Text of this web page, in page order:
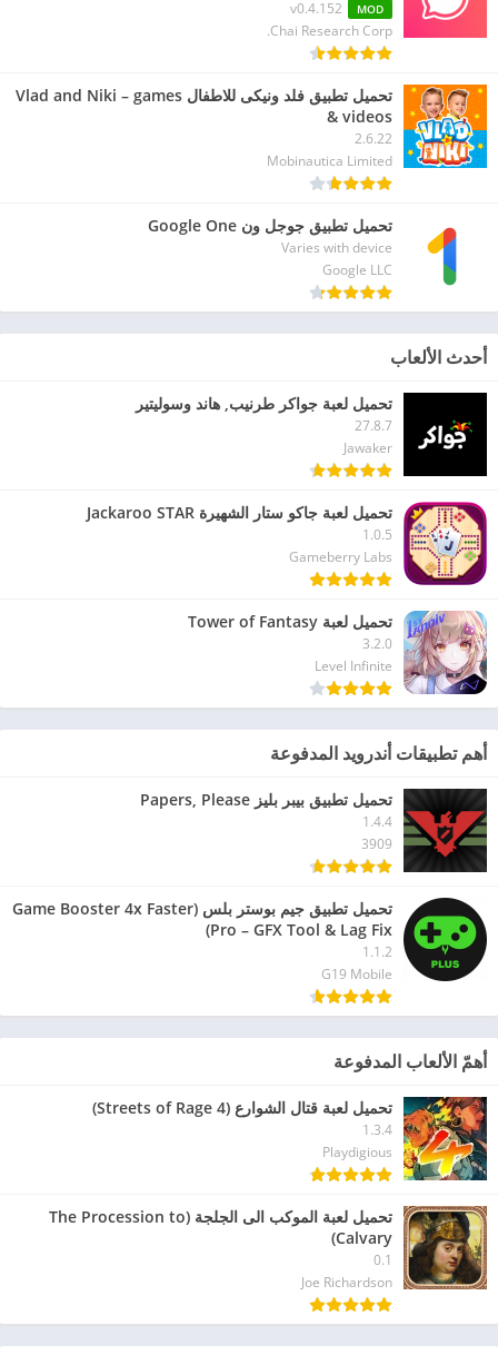
MOD
v0.4.152
Chai Research Corp.
تحميل تطبيق فلد ونيكى للاطفال Vlad and Niki – games
& videos
2.6.22
Mobinautica Limited
تحميل تطبيق جوجل ون Google One
Varies with device
Google LLC
أحدث الألعاب
تحميل لعبة جواكر طرنيب, هاند وسوليتير
27.8.7
Jawaker
تحميل لعبة جاكو ستار الشهيرة Jackaroo STAR
1.0.5
Gameberry Labs
تحميل لعبة Tower of Fantasy
3.2.0
Level Infinite
أهم تطبيقات أندرويد المدفوعة
تحميل تطبيق بيبر بليز Papers, Please
1.4.4
3909
تحميل تطبيق جيم بوستر بلس (Game Booster 4x Faster
Pro – GFX Tool & Lag Fix)
1.1.2
G19 Mobile
أهمّ الألعاب المدفوعة
تحميل لعبة قتال الشوارع (Streets of Rage 4)
1.3.4
Playdigious
تحميل لعبة الموكب الى الجلجة (The Procession to
Calvary)
0.1
Joe Richardson